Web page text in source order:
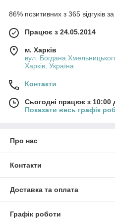
86% позитивних з 365 відгуків за
Працює з 24.05.2014
м. Харків
вул. Богдана
Харків, Україна
Контакти
Сьогодні працює з 10:00
Показати весь графік
Про нас
Контакти
Доставка та оплата
Графік роботи